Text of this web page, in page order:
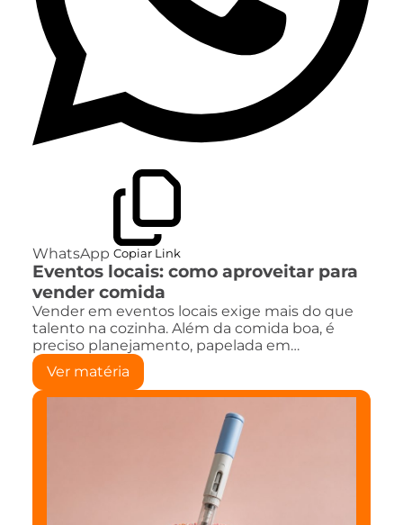
WhatsApp Copiar Link
Eventos locais: como aproveitar para
vender comida
Vender em eventos locais exige mais do que
talento na cozinha. Além da comida boa, é
preciso planejamento, papelada em…
Ver matéria